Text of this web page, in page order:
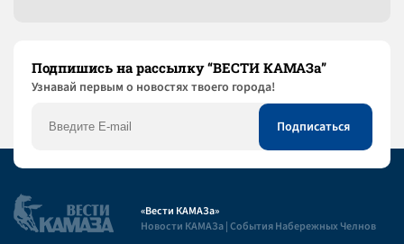
Подпишись на рассылку “ВЕСТИ КАМАЗа”
Узнaвай первым о новостях твоего города!
«Вести КАМАЗа»
Новости КАМАЗа | События Набережных Челнов